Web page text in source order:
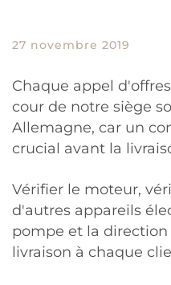
27 novembre 2019
Chaque appel
cour de notre siège
Allemagne, car un
crucial avant la
Vérifier le moteur,
d'autres appareils
pompe et la
livraison à chaque